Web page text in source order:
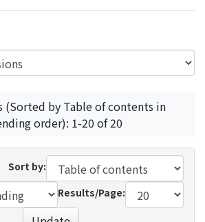
(Sorted by Table of contents in
order): 1-20 of 20
Sort by:
Results/Page: